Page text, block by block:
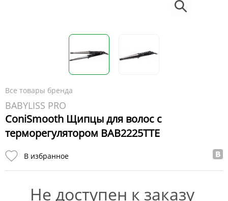
Все товары бренда
BABYLISS PRO
ConiSmooth Щипцы для волос с
терморегулятором BAB2225TTE
В избранное
Не доступен к заказу